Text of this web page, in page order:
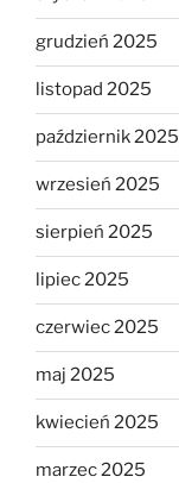
grudzień 2025
listopad 2025
październik 2025
wrzesień 2025
sierpień 2025
lipiec 2025
czerwiec 2025
maj 2025
kwiecień 2025
marzec 2025